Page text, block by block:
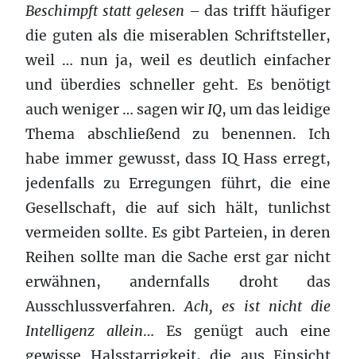
Beschimpft statt gelesen – das trifft häufiger
die guten als die miserablen Schriftsteller,
weil … nun ja, weil es deutlich einfacher
und überdies schneller geht. Es benötigt
auch weniger … sagen wirIQ, um das leidige
Thema abschließend zu benennen. Ich
habe immer gewusst, dass IQ Hass erregt,
jedenfalls zu Erregungen führt, die eine
Gesellschaft, die auf sich hält, tunlichst
vermeiden sollte. Es gibt Parteien, in deren
Reihen sollte man die Sache erst gar nicht
erwähnen, andernfalls droht das
Ausschlussverfahren.Ach, es ist nicht die
Intelligenz allein… Es genügt auch eine